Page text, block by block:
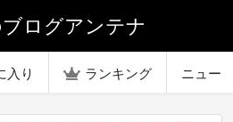
ログアンテナ
入り ランキング ニュー